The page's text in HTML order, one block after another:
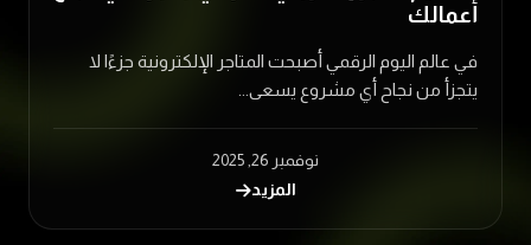
أعمالك
في عالم اليوم الرقمي أصبحت المتاجر الإلكترونية جزءًا لا
يتجزأ من نجاح أي مشروع يسعى...
نوفمبر 26, 2025
المزيد